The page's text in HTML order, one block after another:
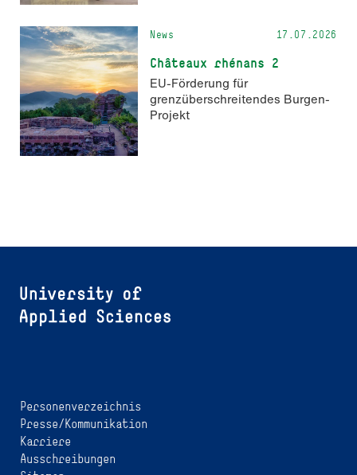
News 17.07.2026
Châteaux rhénans 2
EU-Förderung für
grenzüberschreitendes Burgen-
Projekt
Personenverzeichnis
Presse/Kommunikation
Karriere
Ausschreibungen